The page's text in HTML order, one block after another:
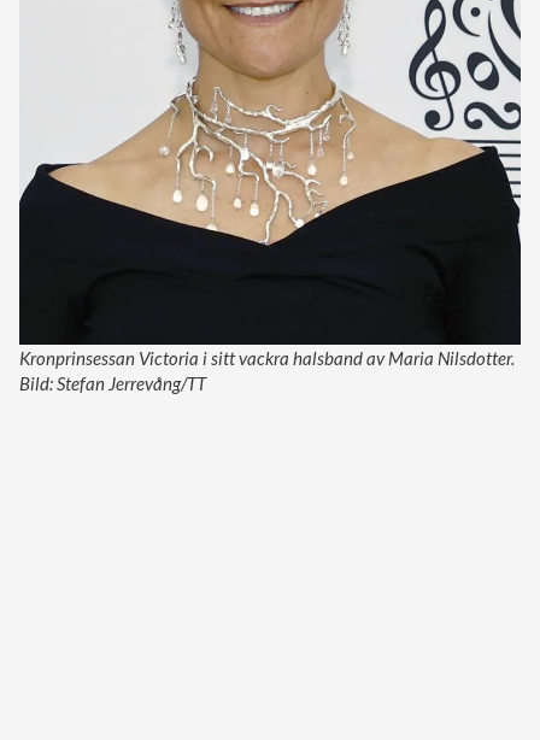
Kronprinsessan Victoria i sitt vackra halsband av Maria Nilsdotter.
Bild: Stefan Jerrevång/TT